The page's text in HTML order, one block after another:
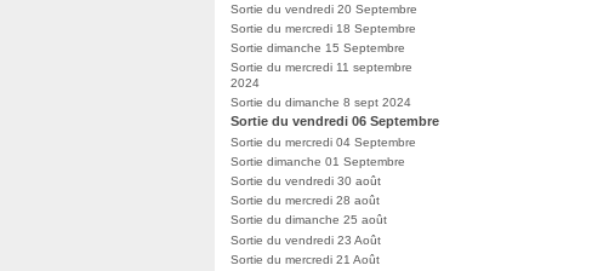
Sortie du vendredi 20 Septembre
Sortie du mercredi 18 Septembre
Sortie dimanche 15 Septembre
Sortie du mercredi 11 septembre
2024
Sortie du dimanche 8 sept 2024
Sortie du vendredi 06 Septembre
Sortie du mercredi 04 Septembre
Sortie dimanche 01 Septembre
Sortie du vendredi 30 août
Sortie du mercredi 28 août
Sortie du dimanche 25 août
Sortie du vendredi 23 Août
Sortie du mercredi 21 Août